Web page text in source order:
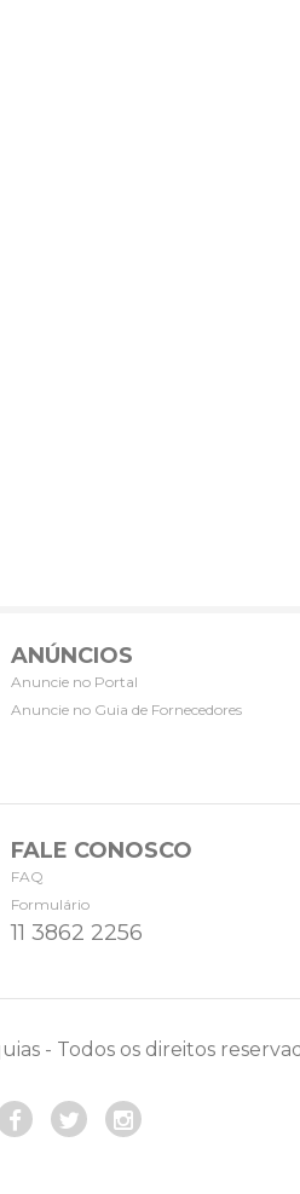
ANÚNCIOS
Anuncie no Portal
Anuncie no Guia de Fornecedores
FALE CONOSCO
FAQ
Formulário
11 3862 2256
- Todos os direitos